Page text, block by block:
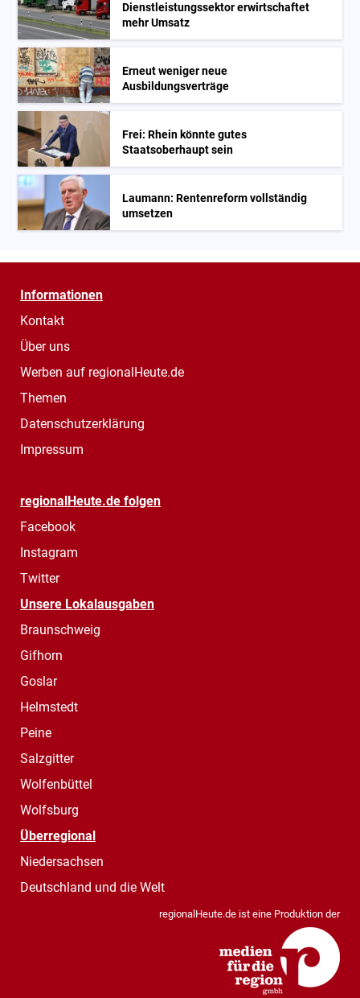
Dienstleistungssektor erwirtschaftet
mehr Umsatz
Erneut weniger neue
Ausbildungsverträge
Frei: Rhein könnte gutes
Staatsoberhaupt sein
Laumann: Rentenreform vollständig
umsetzen
Informationen
Kontakt
Über uns
Werben auf regionalHeute.de
Themen
Datenschutzerklärung
Impressum
regionalHeute.de folgen
Facebook
Instagram
Twitter
Unsere Lokalausgaben
Braunschweig
Gifhorn
Goslar
Helmstedt
Peine
Salzgitter
Wolfenbüttel
Wolfsburg
Überregional
Niedersachsen
Deutschland und die Welt
regionalHeute.de ist eine Produktion der